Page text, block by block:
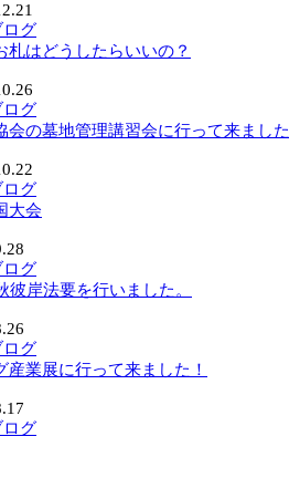
ログ
札はどうしたらいいの？
ログ
会の墓地管理講習会に行って来ました
ログ
大会
ログ
彼岸法要を行いました。
ログ
産業展に行って来ました！
ログ